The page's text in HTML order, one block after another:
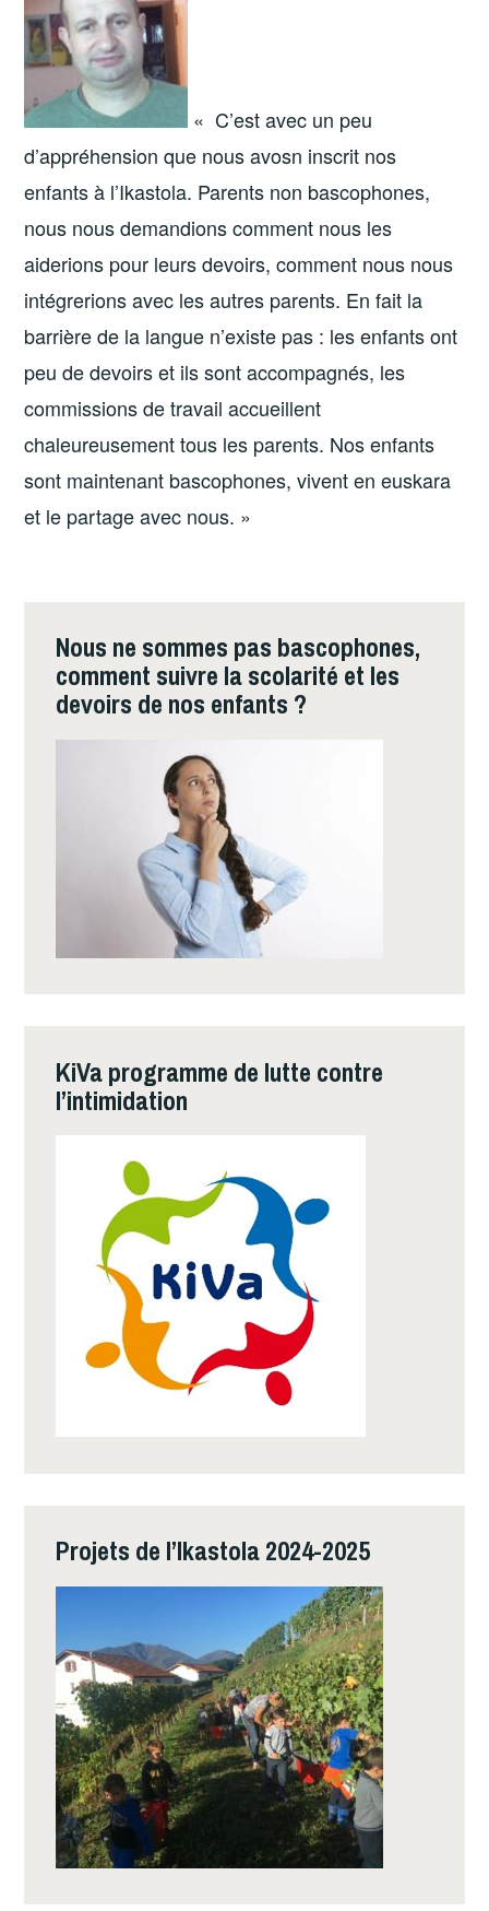
« C’est avec un peu
d’appréhension que nous avosn inscrit nos
enfants à l’Ikastola. Parents non bascophones,
nous nous demandions comment nous les
aiderions pour leurs devoirs, comment nous nous
intégrerions avec les autres parents. En fait la
barrière de la langue n’existe pas : les enfants ont
peu de devoirs et ils sont accompagnés, les
commissions de travail accueillent
chaleureusement tous les parents. Nos enfants
sont maintenant bascophones, vivent en euskara
et le partage avec nous. »
Nous ne sommes pas bascophones,
comment suivre la scolarité et les
devoirs de nos enfants ?
KiVa programme de lutte contre
l’intimidation
Projets de l’Ikastola 2024-2025